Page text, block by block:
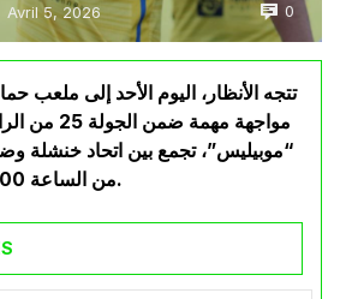
Avril 5, 2026 0
تتجه الأنظار، اليوم الأحد إلى ملعب
مواجهة مهمة
“موبيليس”، تجمع بين اتحاد خنشلة
من الساعة 16:00 وبحضور الجمهور.